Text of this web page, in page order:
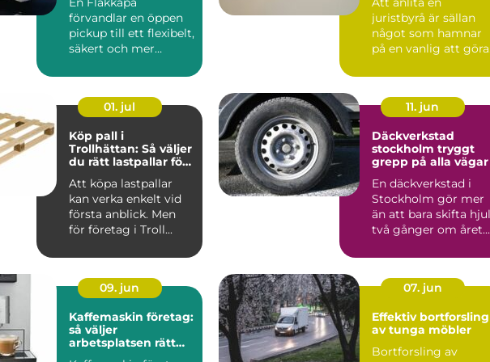
förvandlar en öppen
pickup till ett flexibelt,
säkert och mer
transportfordon...
juristbyrå är sällan
något som hamnar
på en vanlig att
sam...
01. jul
Köp pall i
Trollhättan: Så väljer
du rätt lastpallar för
Att köpa lastpallar
kan verka enkelt vid
första anblick. Men
för företag i Troll...
11. jun
Däckverkstad
stockholm tryggt
grepp på alla vägar
En däckverkstad i
Stockholm gör mer
än att bara skifta hjul
två gånger om året.
09. jun
Kaffemaskin företag:
så väljer
arbetsplatsen rätt
07. jun
Effektiv bortforsling
av tunga möbler
Bortforsling av